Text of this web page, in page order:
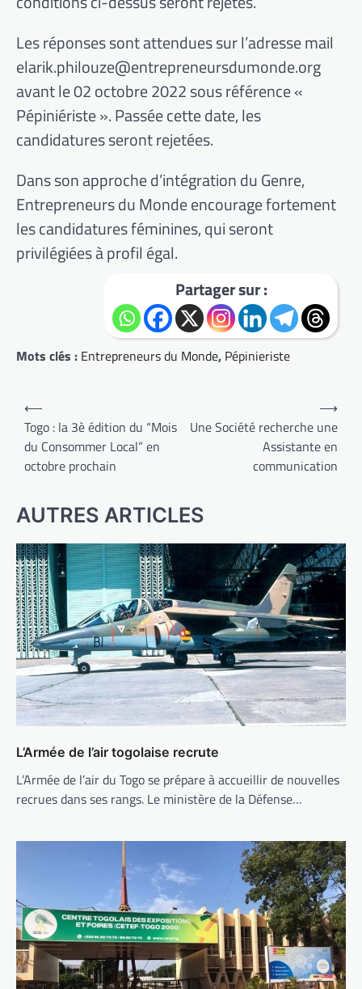
Les réponses sont attendues sur l’adresse mail
elarik.philouze@entrepreneursdumonde.org
avant le 02 octobre 2022 sous référence «
Pépiniériste ». Passée cette date, les
candidatures seront rejetées.
Dans son approche d’intégration du Genre,
Entrepreneurs du Monde encourage fortement
les candidatures féminines, qui seront
privilégiées à profil égal.
Partager sur :
Mots clés : Entrepreneurs du Monde, Pépinieriste
Navigation
de
l’article
⟵
Togo : la 3è édition du “Mois
du Consommer Local” en
octobre prochain
Une Société recherche une
Assistante en
communication
⟶
AUTRES ARTICLES
L’Armée de l’air togolaise recrute
L’Armée de l’air du Togo se prépare à accueillir de nouvelles
recrues dans ses rangs. Le ministère de la Défense…